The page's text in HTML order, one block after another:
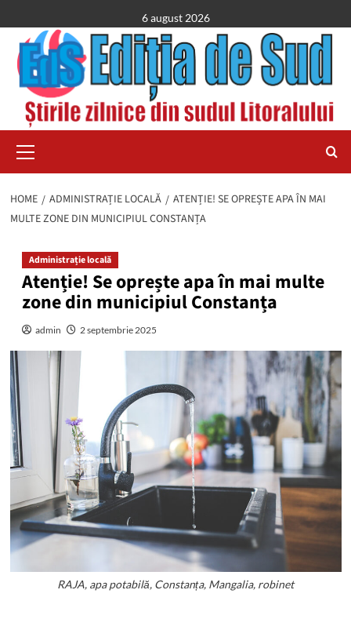
to
content
6 august 2026
Menu
HOME ADMINISTRAȚIE LOCALĂ
ATENȚIE! SE OPREȘTE APA ÎN MAI
MULTE ZONE DIN MUNICIPIUL CONSTANȚA
Administrație locală
Atenție! Se oprește apa în mai multe
zone din municipiul Constanța
admin 2 septembrie 2025
RAJA, apa potabilă, Constanța, Mangalia, robinet